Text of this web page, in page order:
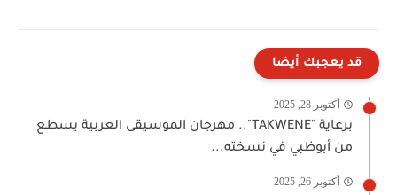
قد يعجبك أيضا
أكتوبر 28, 2025
برعاية "TAKWENE".. مهرجان الموسيقى العربية يسطع
من أبوظبي في نسخته...
أكتوبر 26, 2025